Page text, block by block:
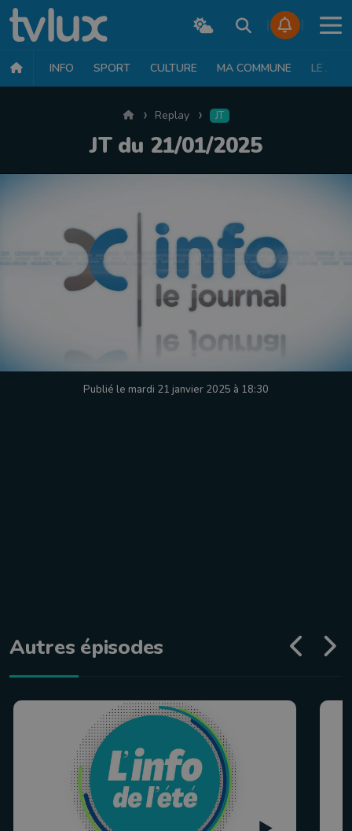
INFO SPORT CULTURE MA COMMUNE LE JT
AccueilReplay JT
JT du 21/01/2025
Publié le mardi 21 janvier 2025 à 18:30
Autres épisodes